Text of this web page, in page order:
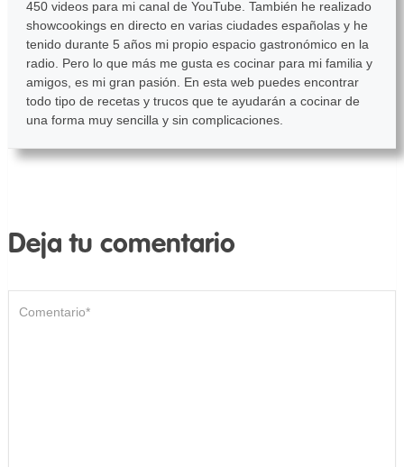
450 videos para mi canal de YouTube. También he realizado
showcookings en directo en varias ciudades españolas y he
tenido durante 5 años mi propio espacio gastronómico en la
radio. Pero lo que más me gusta es cocinar para mi familia y
amigos, es mi gran pasión. En esta web puedes encontrar
todo tipo de recetas y trucos que te ayudarán a cocinar de
una forma muy sencilla y sin complicaciones.
Deja tu comentario